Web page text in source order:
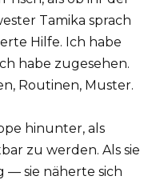
Tamika sprach
Hilfe. Ich habe
habe zugesehen.
Routinen, Muster.
hinunter, als
zu werden. Als sie
— sie näherte sich